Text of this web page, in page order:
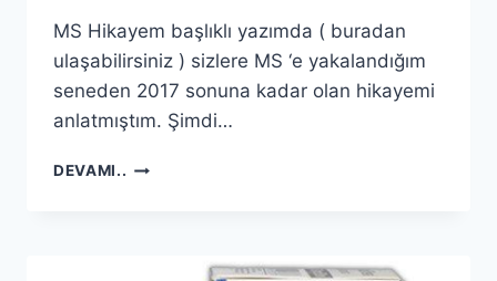
MS Hikayem başlıklı yazımda ( buradan
ulaşabilirsiniz ) sizlere MS ‘e yakalandığım
seneden 2017 sonuna kadar olan hikayemi
anlatmıştım. Şimdi…
DEVAMI.. MS